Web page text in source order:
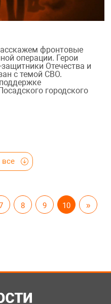
фронтовые
операции. Герои
Отечества и
с темой СВО.
городского
все
8 9 10 »